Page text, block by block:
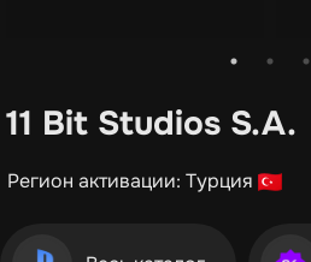
11 Bit Studios S.A.
Регион активации: Турция